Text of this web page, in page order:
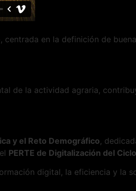
en la definición de
de la actividad agraria,
y el Reto Demográfico,
PERTE de Digitalización del
digital, la eficiencia y la